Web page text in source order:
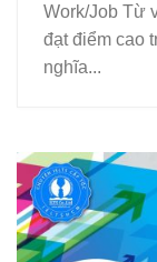
Work/Job Từ
đạt điểm cao
nghĩa...